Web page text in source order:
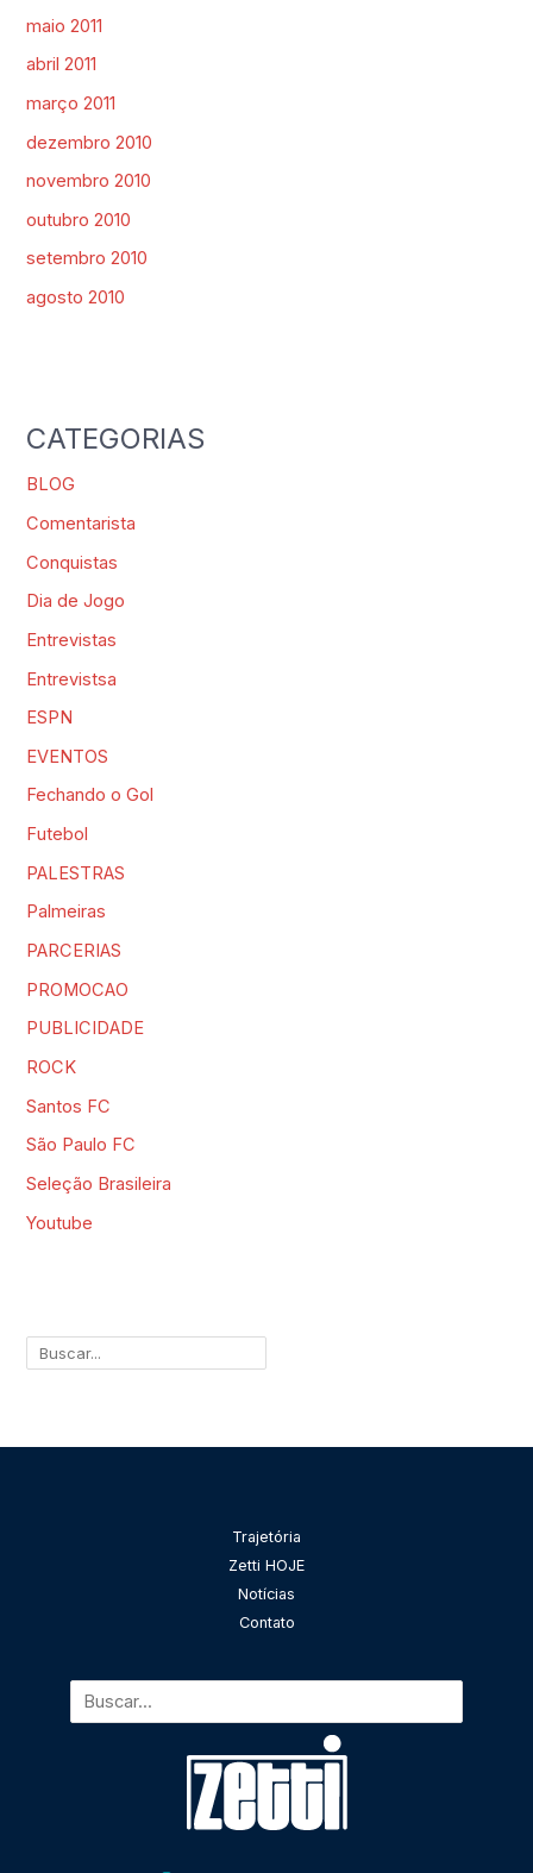
maio 2011
abril 2011
março 2011
dezembro 2010
novembro 2010
outubro 2010
setembro 2010
agosto 2010
CATEGORIAS
BLOG
Comentarista
Conquistas
Dia de Jogo
Entrevistas
Entrevistsa
ESPN
EVENTOS
Fechando o Gol
Futebol
PALESTRAS
Palmeiras
PARCERIAS
PROMOCAO
PUBLICIDADE
ROCK
Santos FC
São Paulo FC
Seleção Brasileira
Youtube
Trajetória
Zetti HOJE
Notícias
Contato
Pesquisar